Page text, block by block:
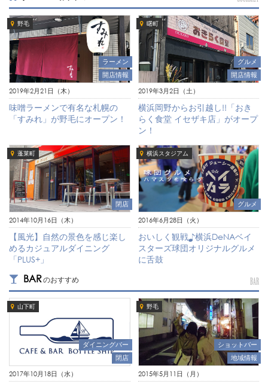
野毛
ラーメン
開店情報
2019年2月21日（木）
味噌ラーメンで有名な札幌の
「すみれ」が野毛にオープン！
曙町
グルメ
開店情報
2019年3月2日（土）
横浜岡野からお引越し!!「おき
らく食堂 イセザキ店」がオープ
ン！
蓬莱町
閉店
2014年10月16日（木）
【風光】自然の景色を感じ楽し
めるカジュアルダイニング
「PLUS+」
横浜スタジアム
グルメ
2016年6月28日（火）
おいしく観戦♪横浜DeNAベイ
スターズ球団オリジナルグルメ
に舌鼓
BARのおすすめ BAR
山下町
ダイニングバー
閉店
2017年10月18日（水）
野毛
ショットバー
地域情報
2015年5月11日（月）